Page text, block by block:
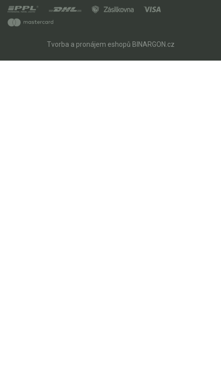
Tvorba a pronájem eshopů BINARGON.cz